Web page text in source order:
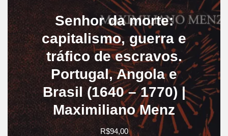
Senhor da morte:
capitalismo, guerra e
tráfico de escravos.
Portugal, Angola e
Brasil (1640 – 1770) |
Maximiliano Menz
R$94,00